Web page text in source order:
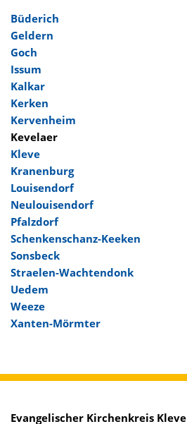
Navigation überspringen
Büderich
Geldern
Goch
Issum
Kalkar
Kerken
Kervenheim
Kevelaer
Kleve
Kranenburg
Louisendorf
Neulouisendorf
Pfalzdorf
Schenkenschanz-Keeken
Sonsbeck
Straelen-Wachtendonk
Uedem
Weeze
Xanten-Mörmter
Evangelischer Kirchenkreis Kleve